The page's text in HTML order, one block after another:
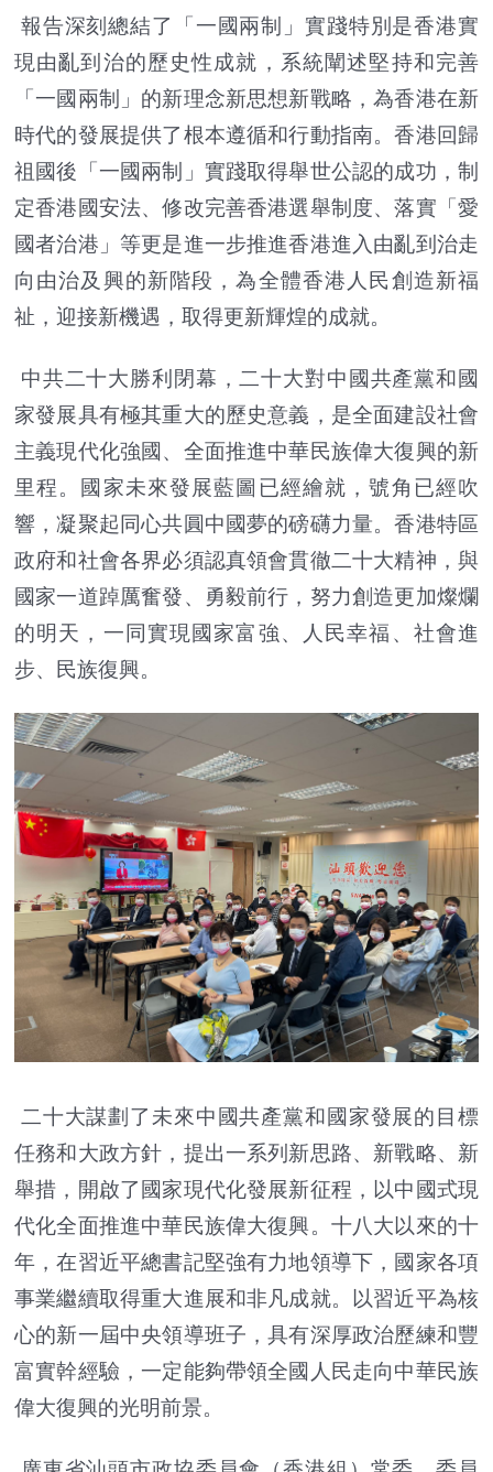
報告深刻總結了「一國兩制」實踐特別是香港實
現由亂到治的歷史性成就，系統闡述堅持和完善
「一國兩制」的新理念新思想新戰略，為香港在新
時代的發展提供了根本遵循和行動指南。香港回歸
祖國後「一國兩制」實踐取得舉世公認的成功，制
定香港國安法、修改完善香港選舉制度、落實「愛
國者治港」等更是進一步推進香港進入由亂到治走
向由治及興的新階段，為全體香港人民創造新福
祉，迎接新機遇，取得更新輝煌的成就。
中共二十大勝利閉幕，二十大對中國共產黨和國
家發展具有極其重大的歷史意義，是全面建設社會
主義現代化強國、全面推進中華民族偉大復興的新
里程。國家未來發展藍圖已經繪就，號角已經吹
響，凝聚起同心共圓中國夢的磅礴力量。香港特區
政府和社會各界必須認真領會貫徹二十大精神，與
國家一道踔厲奮發、勇毅前行，努力創造更加燦爛
的明天，一同實現國家富強、人民幸福、社會進
步、民族復興。
二十大謀劃了未來中國共產黨和國家發展的目標
任務和大政方針，提出一系列新思路、新戰略、新
舉措，開啟了國家現代化發展新征程，以中國式現
代化全面推進中華民族偉大復興。十八大以來的十
年，在習近平總書記堅強有力地領導下，國家各項
事業繼續取得重大進展和非凡成就。以習近平為核
心的新一屆中央領導班子，具有深厚政治歷練和豐
富實幹經驗，一定能夠帶領全國人民走向中華民族
偉大復興的光明前景。